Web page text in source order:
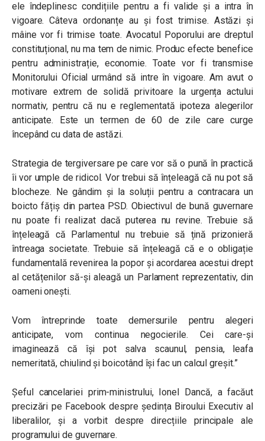
ele îndeplinesc condițiile pentru a fi valide și a intra în
vigoare. Câteva ordonanțe au și fost trimise. Astăzi și
mâine vor fi trimise toate. Avocatul Poporului are dreptul
constituțional, nu ma tem de nimic. Produc efecte benefice
pentru administrație, economie. Toate vor fi transmise
Monitorului Oficial urmând să intre în vigoare. Am avut o
motivare extrem de solidă privitoare la urgența actului
normativ, pentru că nu e reglementată ipoteza alegerilor
anticipate. Este un termen de 60 de zile care curge
începând cu data de astăzi.
Strategia de tergiversare pe care vor să o pună în practică
îi vor umple de ridicol. Vor trebui să înțeleagă că nu pot să
blocheze. Ne gândim și la soluții pentru a contracara un
boicto fățiș din partea PSD. Obiectivul de bună guvernare
nu poate fi realizat dacă puterea nu revine. Trebuie să
înțeleagă că Parlamentul nu trebuie să țină prizonieră
întreaga societate. Trebuie să înțeleagă că e o obligație
fundamentală revenirea la popor și acordarea acestui drept
al cetățenilor să-și aleagă un Parlament reprezentativ, din
oameni onești.
Vom întreprinde toate demersurile pentru alegeri
anticipate, vom continua negocierile. Cei care-și
imaginează că își pot salva scaunul, pensia, leafa
nemeritată, chiulind și boicotând își fac un calcul greșit.”
Șeful cancelariei prim-ministrului, Ionel Dancă, a facăut
precizări pe Facebook despre ședința Biroului Executiv al
liberalilor, și a vorbit despre direcțiile principale ale
programului de guvernare.